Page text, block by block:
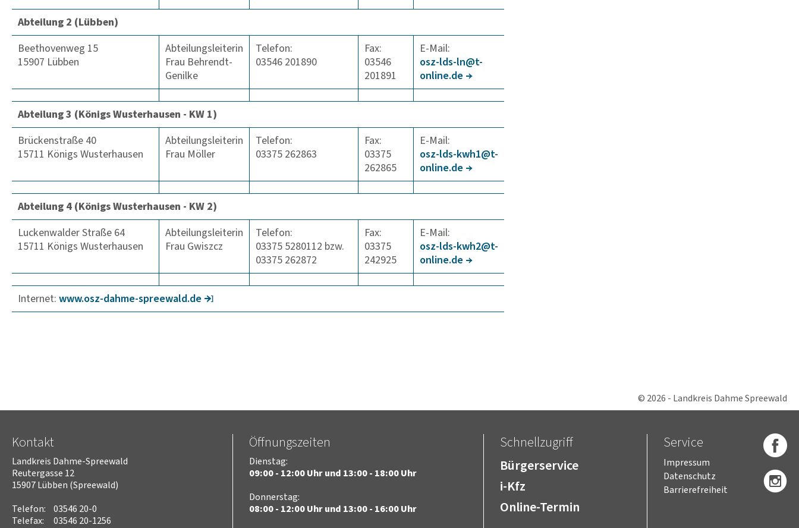
Abteilung 2 (Lübben)
Beethovenweg 15
15907 Lübben
Abteilungsleiterin
Frau Behrendt-
Genilke
Telefon:
03546 201890
Fax:
03546
201891
E-Mail:
osz-lds-ln@t-
online.de
Abteilung 3 (Königs Wusterhausen - KW 1)
Brückenstraße 40
15711 Königs Wusterhausen
Abteilungsleiterin
Frau Möller
Telefon:
03375 262863
Fax:
03375
262865
E-Mail:
osz-lds-kwh1@t-
online.de
Abteilung 4 (Königs Wusterhausen - KW 2)
Luckenwalder Straße 64
15711 Königs Wusterhausen
Abteilungsleiterin
Frau Gwiszcz
Telefon:
03375 5280112 bzw.
03375 262872
Fax:
03375
242925
E-Mail:
osz-lds-kwh2@t-
online.de
Internet: www.osz-dahme-spree­wald.de
© 2026 - Landkreis Dahme Spreewald
Kontakt
Landkreis Dahme-Spreewald
Reutergasse 12
15907 Lübben (Spreewald)
Telefon:
03546 20-0
Telefax:
03546 20-1256
Öffnungszeiten
Dienstag:
09:00 - 12:00 Uhr und 13:00 - 18:00 Uhr
Donnerstag:
08:00 - 12:00 Uhr und 13:00 - 16:00 Uhr
Schnellzugriff
Bürgerservice
i-Kfz
Online-Termin
Service
Impressum
Datenschutz
Barrierefreiheit